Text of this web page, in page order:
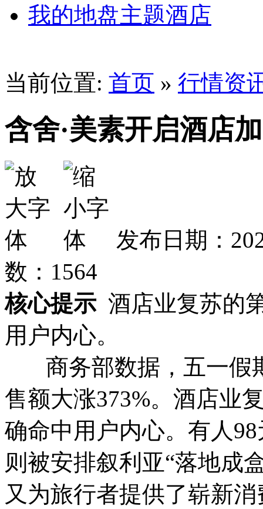
我的地盘主题酒店
当前位置: 首页 » 行情资
含舍·美素开启酒店
发布日期：
数： 1564
核心提示 酒店业复苏的
用户内心。
商务部数据，五一假
售额大涨373%。酒店业
确命中用户内心。有人
则被安排叙利亚“落地成
又为旅行者提供了崭新